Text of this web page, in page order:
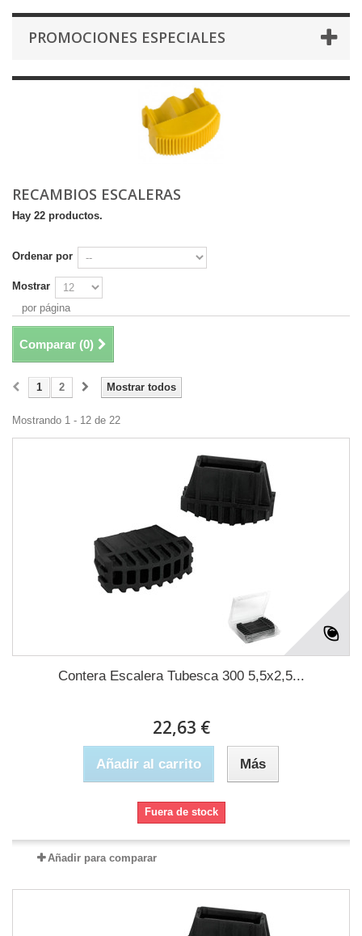
PROMOCIONES ESPECIALES
RECAMBIOS ESCALERAS
Hay 22 productos.
Ordenar por
Mostrar
por página
Comparar (0)
Mostrar todos
1 2
Mostrando 1 - 12 de 22
Contera Escalera Tubesca 300 5,5x2,5...
22,63 €
Añadir al carrito Más
Fuera de stock
Añadir para comparar